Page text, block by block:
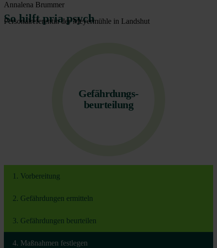
Annalena Brummer
Personalreferentin der Meyermühle in Landshut
So hilft pria psych
Gefährdungs-
beurteilung
1. Vorbereitung
2. Gefährdungen ermitteln
3. Gefährdungen beurteilen
4. Maßnahmen festlegen